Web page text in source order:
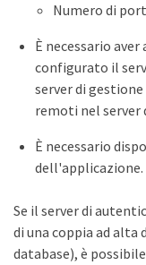
Numero di
È necessario
configurato il
server di
remoti nel server
È necessario
dell'applicazione.
Se il server di
di una coppia ad
database), è